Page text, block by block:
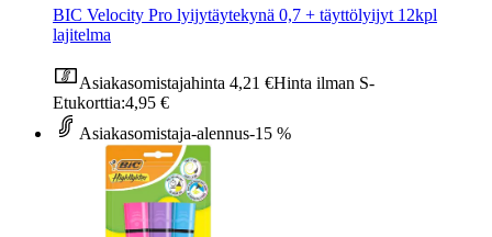
BIC Velocity Pro lyijytäytekynä 0,7 + täyttölyijyt 12kpl
lajitelma
Asiakasomistajahinta 4,21 €Hinta ilman S-
Etukorttia:4,95 €
Asiakasomistaja-alennus-15 %